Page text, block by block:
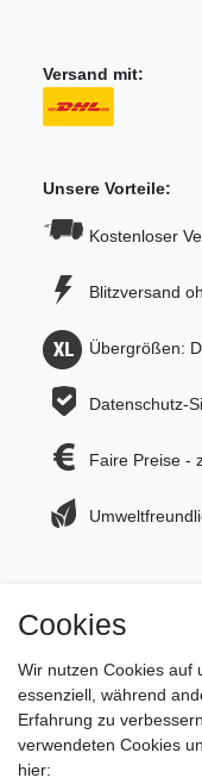
Versand mit:
Unsere Vorteile:
Kostenloser
Blitzversand
Übergrößen:
Datenschutz-
Faire Preise -
Jetzt zum
Newsletter
Cookies
Wir nutzen Cookies auf
essenziell, während
Erfahrung zu
verwendeten Cookies
hier: